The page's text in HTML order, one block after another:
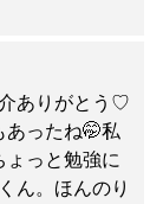
ありがとう♡
あったね🤭私
ょっと勉強に
ん。ほんのり